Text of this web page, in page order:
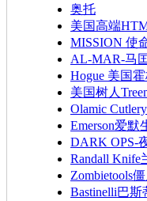
奥托
美国高端
MISSION 使
AL-MAR-马
Hogue 美国
美国树人
Olamic
Emerson爱默
DARK OPS-
Randall Knife
Zombietools
Bastinelli巴斯